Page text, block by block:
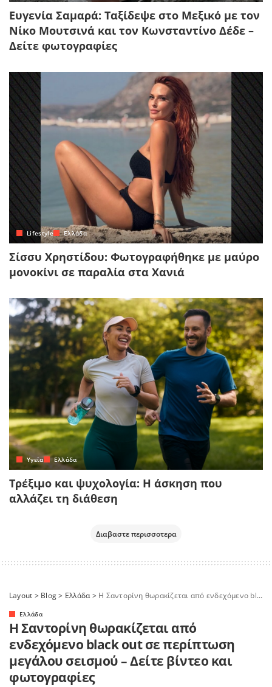
Ευγενία Σαμαρά: Ταξίδεψε στο Μεξικό με τον
Νίκο Μουτσινά και τον Κωνσταντίνο Δέδε –
Δείτε φωτογραφίες
Lifestyle Ελλάδα
Σίσσυ Χρηστίδου: Φωτογραφήθηκε με μαύρο
μονοκίνι σε παραλία στα Χανιά
Yγεία Ελλάδα
Τρέξιμο και ψυχολογία: Η άσκηση που
αλλάζει τη διάθεση
Διαβαστε περισσοτερα
Layout > Blog> Ελλάδα> Η Σαντορίνη θωρακίζεται από ενδεχόμενο black out σε περίπτωση μεγάλου σεισμού – Δείτε βίντεο και φωτογραφίες
Ελλάδα
Η Σαντορίνη θωρακίζεται από
ενδεχόμενο black out σε περίπτωση
μεγάλου σεισμού – Δείτε βίντεο και
φωτογραφίες